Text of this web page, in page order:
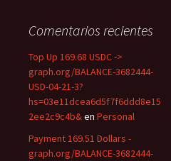
Comentarios recientes
Top Up 169.68 USDC ->
graph.org/BALANCE-3682444-
USD-04-21-3?
hs=03e11dcea6d5f7f6ddd8e15
2ee2c9c4b&en Personal
Payment 169.51 Dollars -
graph.org/BALANCE-3682444-